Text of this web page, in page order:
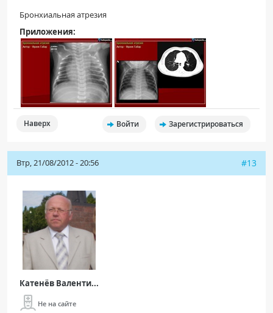
Бронхиальная атрезия
Приложения:
Наверх Войти Зарегистрироваться
Втр, 21/08/2012 - 20:56 #13
Катенёв Валенти...
Не на сайте